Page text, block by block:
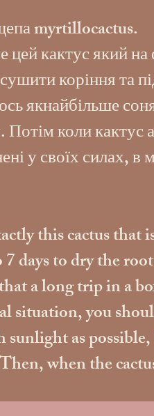
myrtillocactus.
цей кактус який
коріння та
якнайбільше
Потім коли
у своїх силах,
this cactus
days to dry the
a long trip in a
situation, you
sunlight as
when the